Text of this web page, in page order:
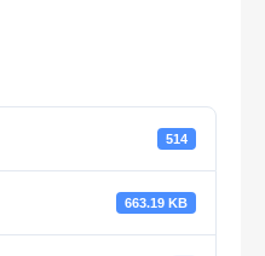
514
663.19 KB